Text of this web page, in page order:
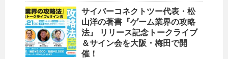
サイバーコネクトツー代表・松
山洋の著書『ゲーム業界の攻略
法』 リリース記念トークライブ
＆サイン会を大阪・梅田で開
催！